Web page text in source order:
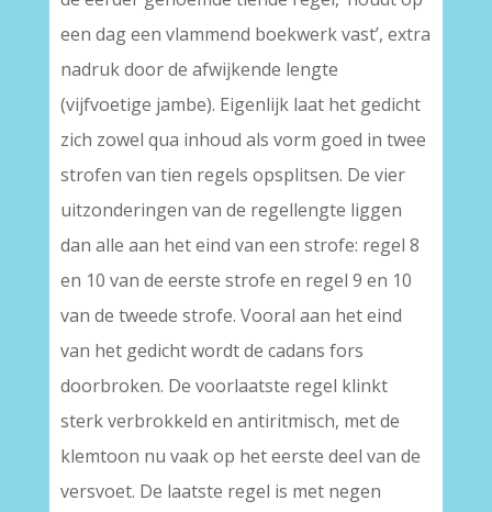
een dag een vlammend boekwerk vast’, extra
nadruk door de afwijkende lengte
(vijfvoetige jambe). Eigenlijk laat het gedicht
zich zowel qua inhoud als vorm goed in twee
strofen van tien regels opsplitsen. De vier
uitzonderingen van de regellengte liggen
dan alle aan het eind van een strofe: regel 8
en 10 van de eerste strofe en regel 9 en 10
van de tweede strofe. Vooral aan het eind
van het gedicht wordt de cadans fors
doorbroken. De voorlaatste regel klinkt
sterk verbrokkeld en antiritmisch, met de
klemtoon nu vaak op het eerste deel van de
versvoet. De laatste regel is met negen